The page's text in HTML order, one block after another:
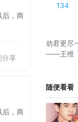
后，商
分享
后，商
134
劝君更尽
——王维
随便看看